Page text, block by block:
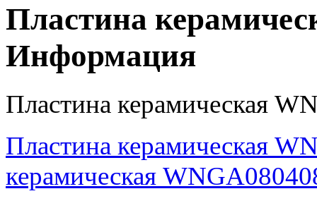
Пластина
Информация
Пластина керамическая
Пластина керамическая
керамическая